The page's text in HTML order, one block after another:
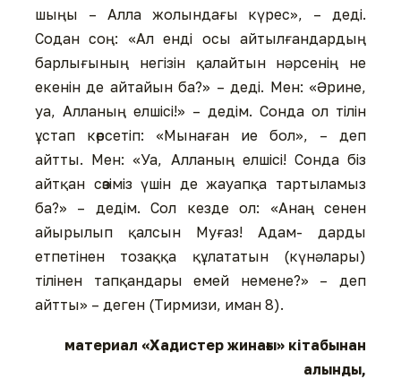
шыңы – Алла жолындағы күрес», – деді.
Содан соң: «Ал енді осы айтылғандардың
барлығының негізін қалайтын нәрсенің не
екенін де айтайын ба?» – деді. Мен: «Әрине,
уа, Алланың елшісі!» – дедім. Сонда ол тілін
ұстап көрсетіп: «Мынаған ие бол», – деп
айтты. Мен: «Уа, Алланың елшісі! Сонда біз
айтқан сөзіміз үшін де жауапқа тартыламыз
ба?» – дедім. Сол кезде ол: «Анаң сенен
айырылып қалсын Муғаз! Адам- дарды
етпетінен тозаққа құлататын (күнәлары)
тілінен тапқандары емей немене?» – деп
айтты» – деген (Тирмизи, иман 8).
материал «Хадистер жинағы» кітабынан
алынды,